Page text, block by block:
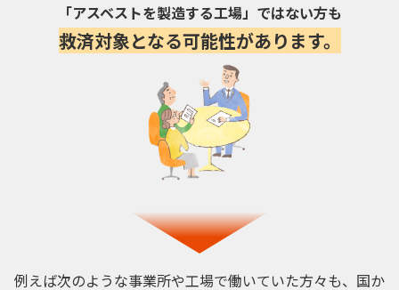
「アスベストを製造する工場」ではない方も
救済対象となる可能性があります。
例えば次のような事業所や工場で働いていた方々も、国か